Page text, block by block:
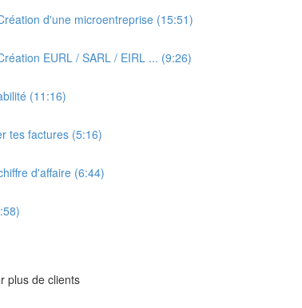
d'une microentreprise (15:51)
EURL / SARL / EIRL ... (9:26)
(11:16)
tes factures (5:16)
d'affaire (6:44)
plus de clients